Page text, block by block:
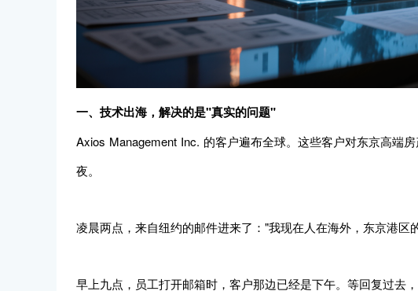
一、技术出海，解决的是"真实的问题"
Axios Management Inc. 的客户遍布全球。这些客户对东京高端
夜。
凌晨两点，来自纽约的邮件进来了："我现在人在海外，东京港区
早上九点，员工打开邮箱时，客户那边已经是下午。等回复过去